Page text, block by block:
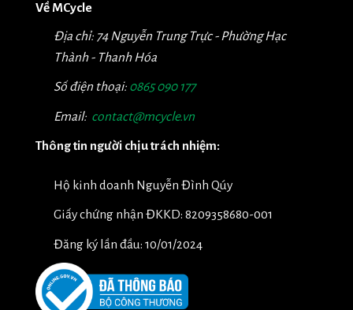
Về MCycle
Địa chỉ: 74 Nguyễn Trung Trực - Phường Hạc
Thành - Thanh Hóa
Số điện thoại: 0865 090 177
Email: contact@mcycle.vn
Thông tin người chịu trách nhiệm:
Hộ kinh doanh Nguyễn Đình Qúy
Giấy chứng nhận ĐKKD: 8209358680-001
Đăng ký lần đầu: 10/01/2024